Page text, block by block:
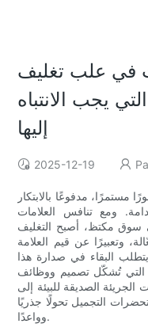
في علب تغليف
يجب الانتباه
إليها
2025-12-19
مدفوعًا بالابتكار
ومع تنافس العلامات
سوق مكتظ، أصبح التغليف
وتعبيرًا عن قيم العلامة
البقاء في صدارة هذا
التي تُشكّل تصميم ووظائف
الصديقة للبيئة إلى
التجميل تحولًا جذريًا
وواعدًا.